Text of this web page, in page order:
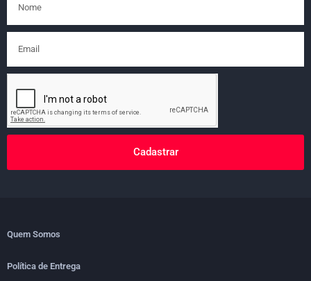
Cadastrar
Quem Somos
Política de Entrega